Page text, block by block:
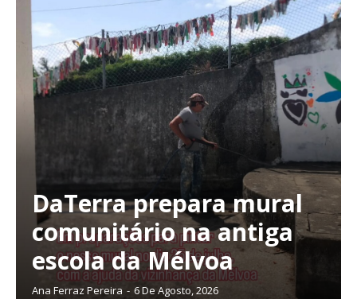
DaTerra prepara mural
comunitário na antiga
escola da Mélvoa
Ana Ferraz Pereira - 6 De Agosto, 2026